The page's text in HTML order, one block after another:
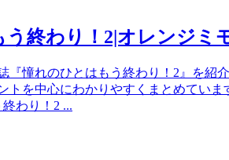
終わり！2|オレンジミ
『憧れのひとはもう終わり！2』を紹
トを中心にわかりやすくまとめていま
わり！2 ...